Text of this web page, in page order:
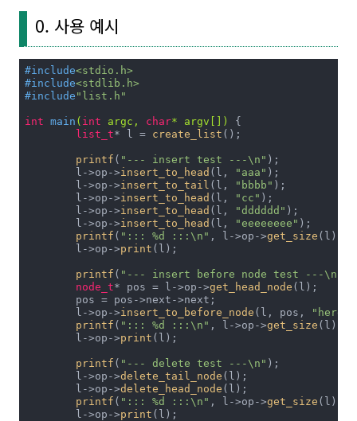
0. 사용 예시
#include<stdio.h>
#include<stdlib.h>
#include "list.h"
int main ( int argc, char* argv[])
{
list_t* l = create_list ();
printf ( "--- insert test ---\n" );
	l->op->
insert_to_head (l, "aaa" );
	l->op->
insert_to_tail (l, "bbbb" );
	l->op->
insert_to_head (l, "cc" );
	l->op->
insert_to_head (l, "dddddd" );
	l->op->
insert_to_head (l, "eeeeeeee" );
printf ( "::: %d :::\n" , l->op->get_size (l));
	l->op->
print (l);
printf ( "--- insert before node test ---\n"
node_t* pos = l->op->get_head_node (l);
	l->op->
insert_to_before_node (l, pos, "here"
printf ( "::: %d :::\n" , l->op->get_size (l));
	l->op->
print (l);
printf ( "--- delete test ---\n" );
	l->op->
delete_tail_node (l);
	l->op->
delete_head_node (l);
printf ( "::: %d :::\n" , l->op->get_size (l));
	l->op->
print (l);